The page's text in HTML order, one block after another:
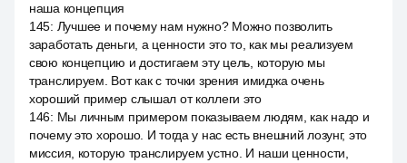
наша концепция
145: Лучшее и почему нам нужно? Можно позволить
заработать деньги, а ценности это то, как мы реализуем
свою концепцию и достигаем эту цель, которую мы
транслируем. Вот как с точки зрения имиджа очень
хороший пример слышал от коллеги это
146: Мы личным примером показываем людям, как надо и
почему это хорошо. И тогда у нас есть внешний лозунг, это
миссия, которую транслируем устно. И наши ценности,